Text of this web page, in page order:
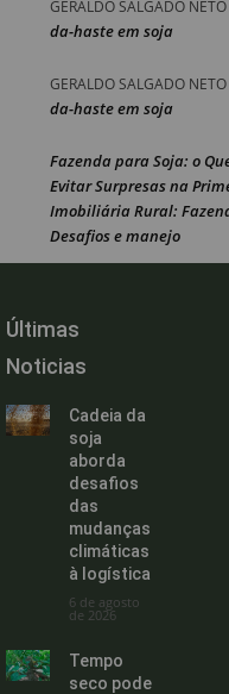
GERALDO SALGADO NETO
da-haste em soja
GERALDO SALGADO NETO
da-haste em soja
Fazenda para Soja: o
Evitar Surpresas na
Imobiliária Rural:
Desafios e manejo
Últimas
Noticias
Cadeia da
soja
aborda
desafios
das
mudanças
climáticas
à logística
6 de agosto
de 2026
Tempo
seco pode